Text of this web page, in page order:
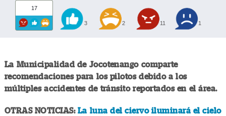
17
3 2 11 1
La Municipalidad de Jocotenango comparte
recomendaciones para los pilotos debido a los
múltiples accidentes de tránsito reportados en el área.
OTRAS NOTICIAS: La luna del ciervo iluminará el cielo